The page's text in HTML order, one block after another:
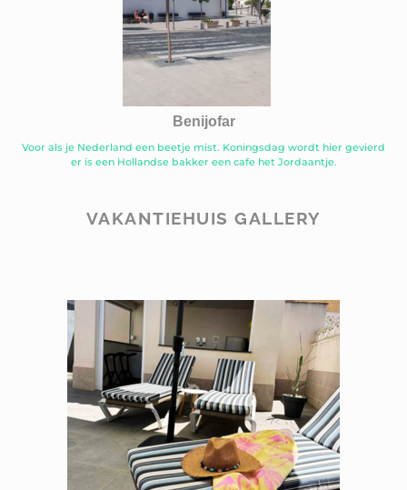
Benijofar
Voor als je Nederland een beetje mist. Koningsdag wordt hier gevierd
er is een Hollandse bakker een cafe het Jordaantje.
VAKANTIEHUIS GALLERY